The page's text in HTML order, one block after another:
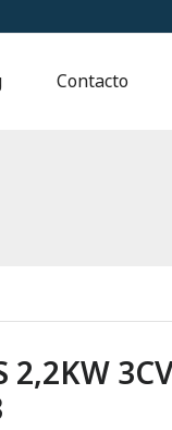
Contacto
2,2KW